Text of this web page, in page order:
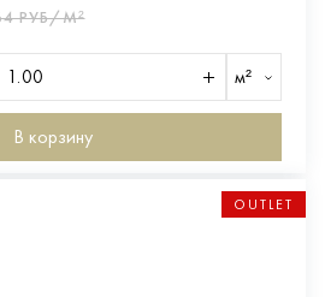
РУБ/М²
м²
В корзину
OUTLET